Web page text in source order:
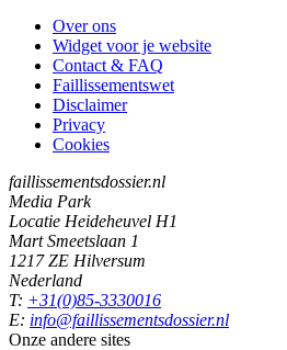
Over ons
Widget voor je website
Contact & FAQ
Faillissementswet
Disclaimer
Privacy
Cookies
faillissementsdossier.nl
Media Park
Locatie Heideheuvel H1
Mart Smeetslaan 1
1217 ZE Hilversum
Nederland
T: +31(0)85-3330016
E: info@faillissementsdossier.nl
Onze andere sites